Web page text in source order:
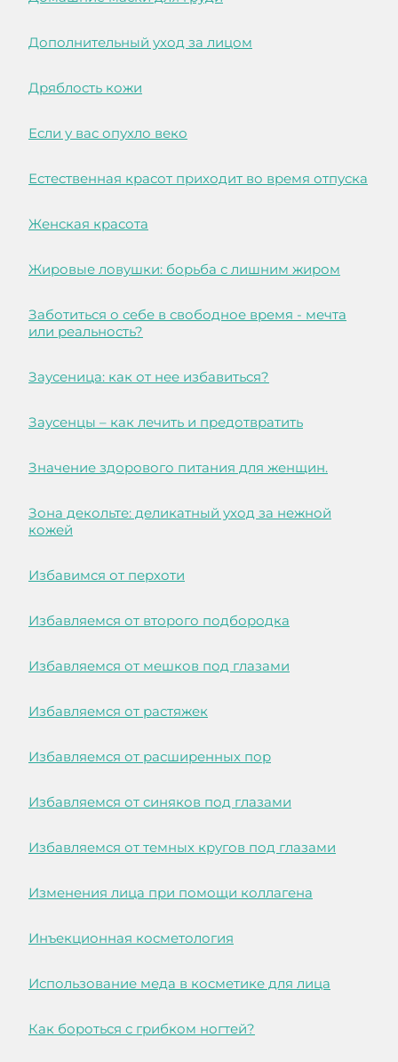
Дополнительный уход за лицом
Дряблость кожи
Если у вас опухло веко
Естественная красот приходит во время отпуска
Женская красота
Жировые ловушки: борьба с лишним жиром
Заботиться о себе в свободное время - мечта
или реальность?
Заусеница: как от нее избавиться?
Заусенцы – как лечить и предотвратить
Значение здорового питания для женщин.
Зона декольте: деликатный уход за нежной
кожей
Избавимся от перхоти
Избавляемся от второго подбородка
Избавляемся от мешков под глазами
Избавляемся от растяжек
Избавляемся от расширенных пор
Избавляемся от синяков под глазами
Избавляемся от темных кругов под глазами
Изменения лица при помощи коллагена
Инъекционная косметология
Использование меда в косметике для лица
Как бороться с грибком ногтей?